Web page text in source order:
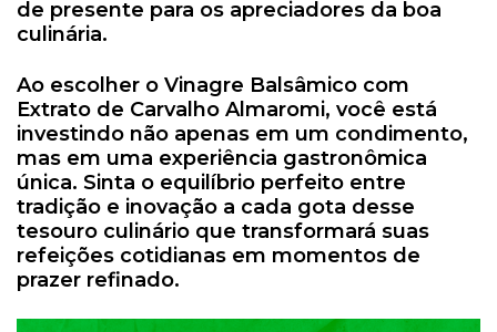
de presente para os apreciadores da boa
culinária.
Ao escolher o Vinagre Balsâmico com
Extrato de Carvalho Almaromi, você está
investindo não apenas em um condimento,
mas em uma experiência gastronômica
única. Sinta o equilíbrio perfeito entre
tradição e inovação a cada gota desse
tesouro culinário que transformará suas
refeições cotidianas em momentos de
prazer refinado.